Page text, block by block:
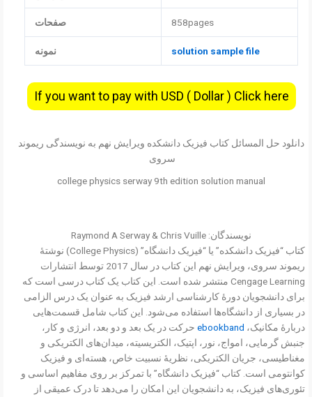
858pages صفحات
solution sample file نمونه
If you want to pay with USD ( Dollar ) Click here
دانلود حل المسائل کتاب فیزیک دانشکده ویرایش نهم به نویسندگی ریموند
سروی
college physics serway 9th edition solution manual
نویسندگان: Raymond A Serway & Chris Vuille
کتاب “فیزیک دانشکده” یا “فیزیک دانشگاه” (College Physics) نوشتهٔ
ریموند سروی، ویرایش نهم این کتاب در سال 2017 توسط انتشارات
Cengage Learning منتشر شده است. این کتاب یک کتاب درسی است که
برای دانشجویان دورهٔ کارشناسی ارشد فیزیک به عنوان یک درس الزامی
در بسیاری از دانشگاه‌ها استفاده می‌شود. این کتاب شامل قسمت‌هایی
دربارهٔ مکانیک، ebookband حرکت در یک بعد و دو بعد، انرژی و کار،
جنبش گرمایی، امواج، نور، اپتیک، الکتریسیته، میدان‌های الکتریکی و
مغناطیسی، جریان الکتریکی، نظریهٔ نسبیت خاص، هسته‌ای و فیزیک
کوانتومی است. کتاب “فیزیک دانشگاه” با تمرکز بر روی مفاهیم اساسی و
تئوری‌های فیزیک، به دانشجویان این امکان را می‌دهد تا درک عمیقی از